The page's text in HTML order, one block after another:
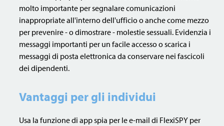
molto importante per segnalare comunicazioni
inappropriate all'interno dell'ufficio o anche come mezzo
per prevenire - o dimostrare - molestie sessuali. Evidenzia i
messaggi importanti per un facile accesso o scarica i
messaggi di posta elettronica da conservare nei fascicoli
dei dipendenti.
Vantaggi per gli individui
Usa la funzione di app spia per le e-mail di FlexiSPY per